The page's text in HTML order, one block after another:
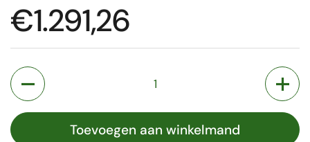
Prijs:
€1.291,26
Aantal
Toevoegen aan winkelmand